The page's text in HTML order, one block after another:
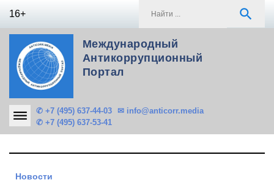
16+ search
Международный
Антикоррупционный
Портал
✆ +7 (495) 637-44-03
✆ +7 (495) 637-53-41
✉ info@anticorr.media
Новости